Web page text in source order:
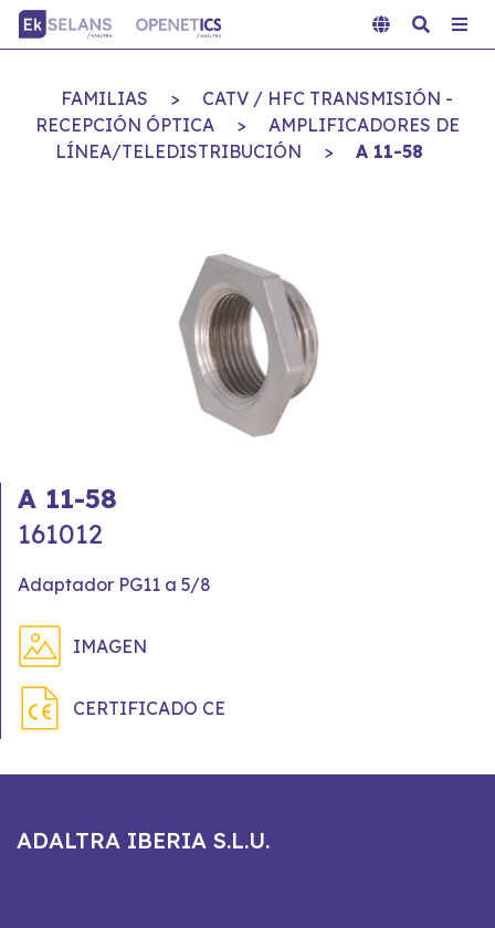
FAMILIAS >
CATV / HFC TRANSMISIÓN -
RECEPCIÓN ÓPTICA
>
AMPLIFICADORES DE
LÍNEA/TELEDISTRIBUCIÓN
> A 11-58
A 11-58
161012
Adaptador PG11 a 5/8
IMAGEN
CERTIFICADO CE
ADALTRA IBERIA S.L.U.